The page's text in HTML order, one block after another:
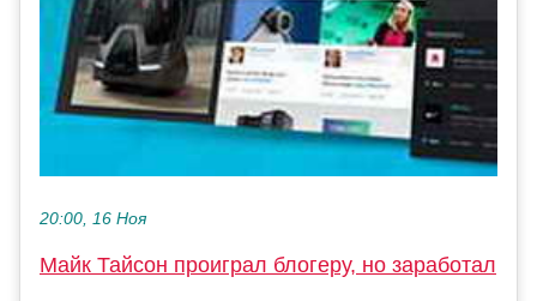
20:00, 16 Ноя
Майк Тайсон проиграл блогеру, но заработал